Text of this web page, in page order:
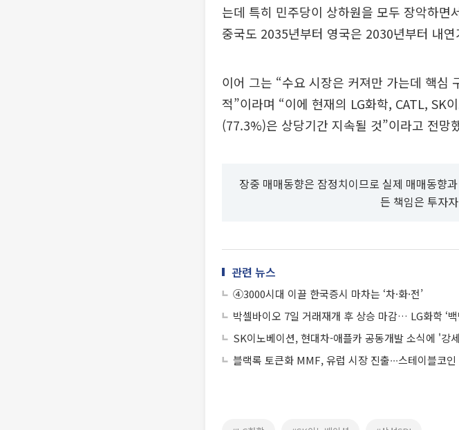
는데 특히 민주당이 상하원을 모두 장악하면
중국도 2035년부터 영국은 2030년부터 내
이어 그는 “수요 시장은 커져만 가는데 핵심
적”이라며 “이에 현재의 LG화학, CATL, SK
(77.3%)은 상당기간 지속될 것”이라고 전망
장중 매매동향은 잠정치이므로 실제 매매동향
든 책임은 투자
관련 뉴스
④3000시대 이끌 한국증시 마차는 ‘차·화·전’
박셀바이오 7일 거래재개 후 상승 마감… LG화학 ‘백
SK이노베이션, 현대차-애플카 공동개발 소식에 '강
블랙록 토큰화 MMF, 유럽 시장 진출∙∙∙스테이블코